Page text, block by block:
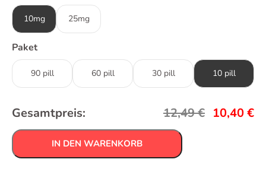
10mg 25mg
Paket
90 pill 60 pill 30 pill 10 pill
Gesamtpreis: 12,49€ 10,40€
IN DEN WARENKORB